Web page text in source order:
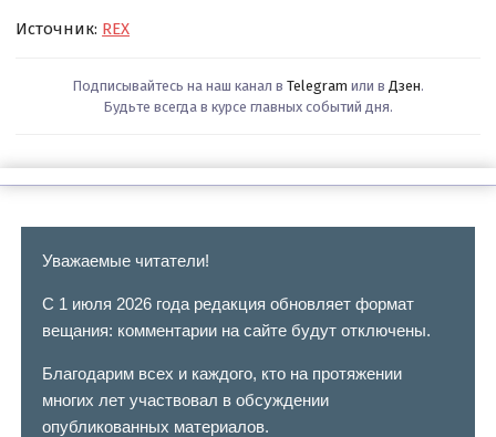
Источник: REX
Подписывайтесь на наш канал в Telegram или в Дзен.
Будьте всегда в курсе главных событий дня.
Уважаемые читатели!
С 1 июля 2026 года редакция обновляет формат
вещания: комментарии на сайте будут отключены.
Благодарим всех и каждого, кто на протяжении
многих лет участвовал в обсуждении
опубликованных материалов.